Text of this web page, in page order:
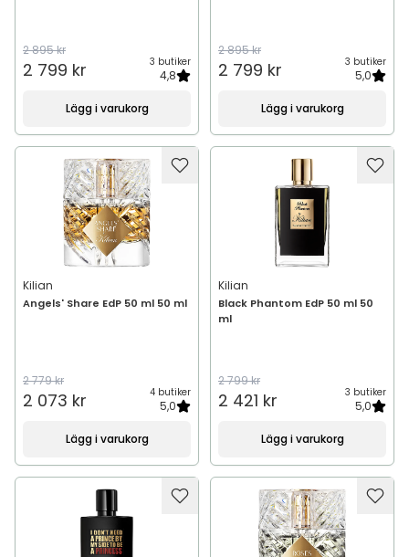
2 895 kr
2 799 kr 3 butiker
4,8
Lägg i varukorg
2 895 kr
2 799 kr 3 butiker
5,0
Lägg i varukorg
Kilian
Angels' Share EdP 50 ml 50 ml
2 779 kr
2 073 kr 4 butiker
5,0
Lägg i varukorg
Kilian
Black Phantom EdP 50 ml 50
ml
2 799 kr
2 421 kr 3 butiker
5,0
Lägg i varukorg